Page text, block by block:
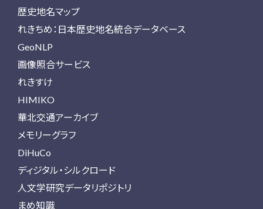
歴史地名マップ
れきちめ：日本歴史地名統合データベース
GeoNLP
画像照合サービス
れきすけ
HIMIKO
華北交通アーカイブ
メモリーグラフ
DiHuCo
ディジタル・シルクロード
人文学研究データリポジトリ
まめ知識